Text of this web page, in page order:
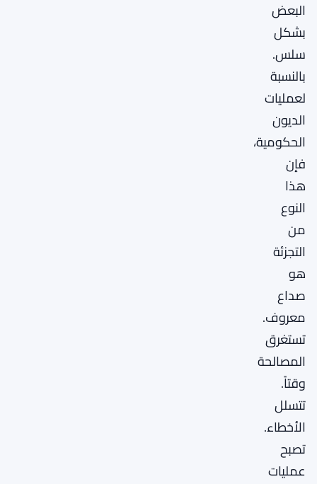
البعض
بشكل
سلس.
بالنسبة
لعمليات
الديون
الحكومية،
فإن
هذا
النوع
من
التجزئة
هو
صداع
معروف.
تستغرق
المصالحة
وقتاً.
تتسلل
الأخطاء.
تصبح
عمليات